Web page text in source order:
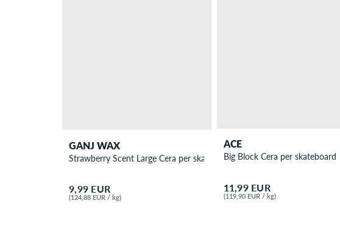
GANJ WAX
Strawberry Scent Large Cera per skateboard
9,99 EUR
(124,88 EUR / kg)
ACE
Big Block Cera per skateboard
11,99 EUR
(119,90 EUR / kg)